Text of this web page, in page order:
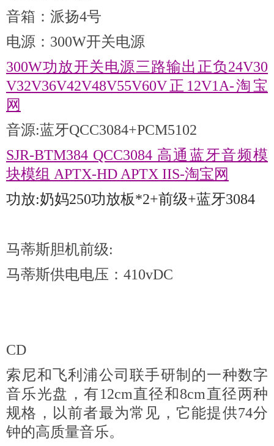
音箱：派扬4号
电源：300W开关电源
300W功放开关电源三路输出正负24V30
V32V36V42V48V55V60V正12V1A-淘宝
网
音源:蓝牙QCC3084+PCM5102
SJR-BTM384 QCC3084 高通蓝牙音频模
块模组 APTX-HD APTX IIS-淘宝网
功放:奶妈250功放板*2+前级+蓝牙3084
马蒂斯胆机前级:
马蒂斯供电电压：410vDC
CD
索尼和飞利浦公司联手研制的一种数字
音乐光盘，有12cm直径和8cm直径两种
规格，以前者最为常见，它能提供74分
钟的高质量音乐。